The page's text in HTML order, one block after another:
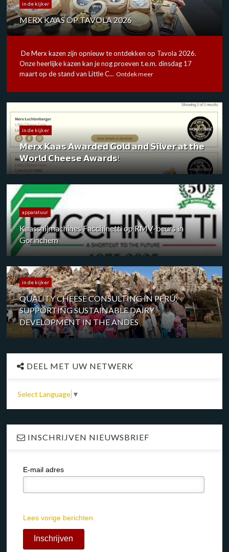
in de kijker
MERX KAAS OP TAVOLA 2026
De Merx kazen zijn opnieuw te ontdekken op Tavola 2026.
Onze heerlijke kazen kan je nog proeven t.e.m. dinsdag 17
maart op de stand van Little C... Ontdek meer
in de kijker
𝗠𝗲𝗿𝘅 𝗞𝗮𝗮𝘀 𝗔𝘄𝗮𝗿𝗱𝗲𝗱 𝗚𝗼𝗹𝗱 𝗮𝗻𝗱 𝗦𝗶𝗹𝘃𝗲𝗿 𝗮𝘁 𝘁𝗵𝗲
𝗪𝗼𝗿𝗹𝗱 𝗖𝗵𝗲𝗲𝘀𝗲 𝗔𝘄𝗮𝗿𝗱𝘀!
apparatuur
Kaassnijmachines Facchinetti op RMV-beurs in
Gorinchem
in de kijker
QUALITY CHEESE CONSULTING IN PERÚ:
SUPPORTING SUSTAINABLE DAIRY
DEVELOPMENT IN THE ANDES
DEEL MET UW NETWERK
Select Language ▼
INSCHRIJVEN NIEUWSBRIEF
E-mail adres
Lees vorige berichten.